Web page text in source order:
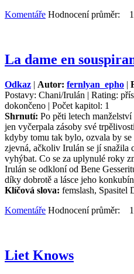
Komentáře Hodnocení průměr:
La dame en
Odkaz | Autor: fernlyan_epho |
Postavy: Chani/Irulán | Rating:
dokončeno | Počet kapitol: 1
Shrnutí: Po pěti letech
jen vyčerpala zásoby své
kdyby tomu tak bylo, ozvala by
zjevná, ačkoliv Irulán se jí snažila
vyhýbat. Co se za uplynulé roky
Irulán se odkloní od Bene
díky dobrotě a lásce jeho
Klíčová slova: femslash, Spasitel
Komentáře Hodnocení průměr:
Liet Knows